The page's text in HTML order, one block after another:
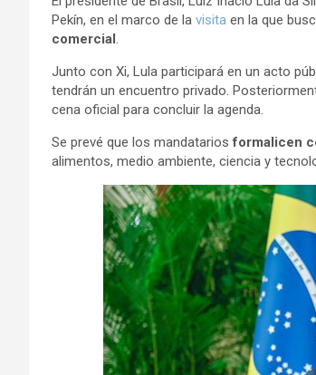
b
o
o
k
er s
p
p
gr
m
Pekín, en el marco de la visita en la que
comercial .
Junto con Xi, Lula participará en un acto
tendrán un encuentro privado.
cena oficial para concluir la agenda.
Se prevé que los mandatariosformalicen
alimentos, medio ambiente, ciencia y